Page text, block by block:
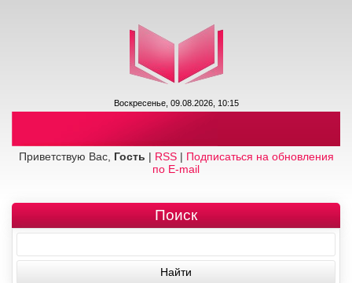
Воскресенье, 09.08.2026, 10:15
Приветствую Вас, Гость | RSS| Подписаться на обновления
по E-mail
Поиск